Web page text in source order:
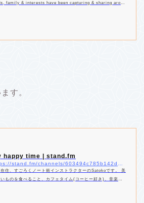
family & interests have been capturing & sharing aroun
す。
happy time | stand.fm
住、すごろくノート術インストラクターのSatokoです。 美
ものを食べること、カフェタイム(コーヒー好き)、音楽を